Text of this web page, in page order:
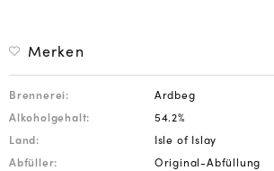
Merken
Brennerei:
Ardbeg
Alkoholgehalt:
54.2%
Land:
Isle of Islay
Abfüller:
Original-Abfüllung